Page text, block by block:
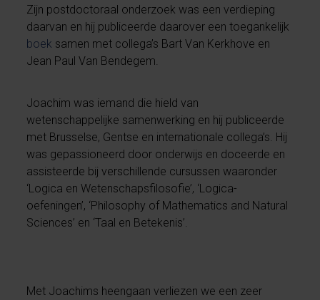
Zijn postdoctoraal onderzoek was een verdieping
daarvan en hij publiceerde daarover een toegankelijk
boek samen met collega’s Bart Van Kerkhove en
Jean Paul Van Bendegem.
Joachim was iemand die hield van
wetenschappelijke samenwerking en hij publiceerde
met Brusselse, Gentse en internationale collega’s. Hij
was gepassioneerd door onderwijs en doceerde en
assisteerde bij verschillende cursussen waaronder
‘Logica en Wetenschapsfilosofie’, ‘Logica-
oefeningen’, ‘Philosophy of Mathematics and Natural
Sciences’ en ‘Taal en Betekenis’.
Met Joachims heengaan verliezen we een zeer